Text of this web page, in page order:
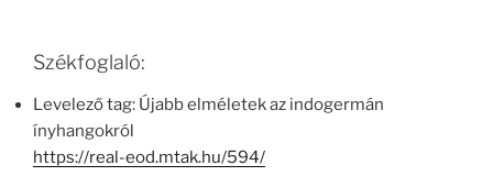
Székfoglaló:
Levelező tag: Újabb elméletek az indogermán
ínyhangokról
https://real-eod.mtak.hu/594/